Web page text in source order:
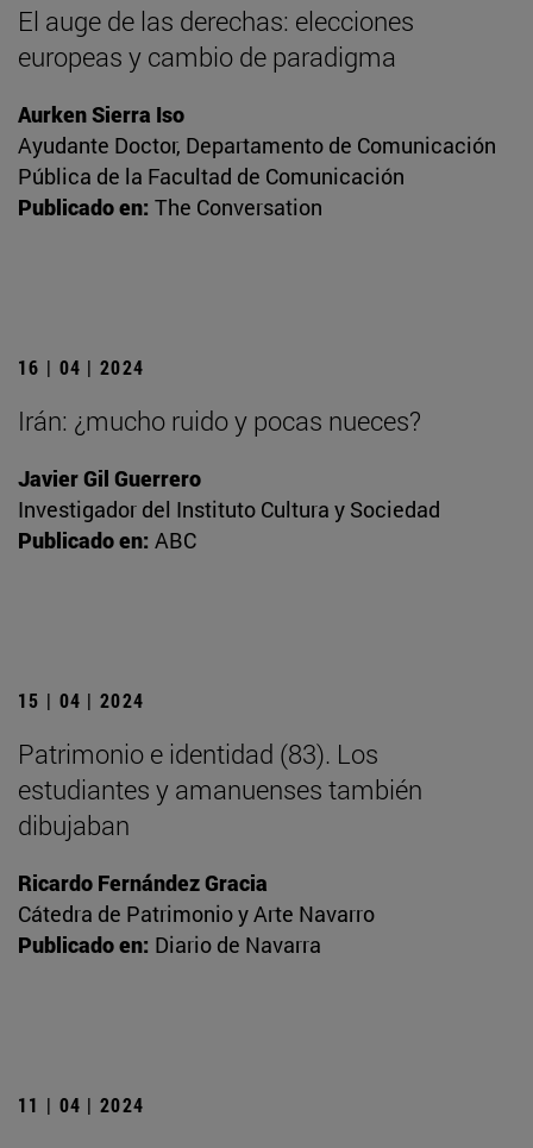
El auge de las derechas: elecciones
europeas y cambio de paradigma
Aurken Sierra Iso
Ayudante Doctor, Departamento de Comunicación
Pública de la Facultad de Comunicación
Publicado en: The Conversation
16 | 04 | 2024
Irán: ¿mucho ruido y pocas nueces?
Javier Gil Guerrero
Investigador del Instituto Cultura y Sociedad
Publicado en: ABC
15 | 04 | 2024
Patrimonio e identidad (83). Los
estudiantes y amanuenses también
dibujaban
Ricardo Fernández Gracia
Cátedra de Patrimonio y Arte Navarro
Publicado en: Diario de Navarra
11 | 04 | 2024